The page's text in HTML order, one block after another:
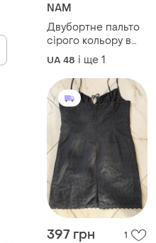
NAM
Двубортне пальто
сірого кольору в
клітинку від бренду
nam, вироблене в
україні
UA 48 і ще 1
397 грн 1